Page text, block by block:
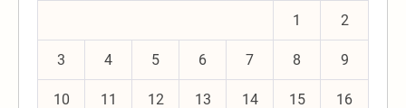
1 2
3 4 5 6 7 8 9
10 11 12 13 14 15 16